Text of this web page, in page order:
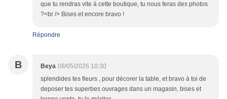
que tu rendras vite à cette boutique, tu nous feras des photos
?<br /> Bises et encore bravo !
Répondre
B Beya 08/05/2026 10:30
splendides tes fleurs , pour décorer la table, et bravo à toi de
deposer tes superbes ouvrages dans un magasin, bises et